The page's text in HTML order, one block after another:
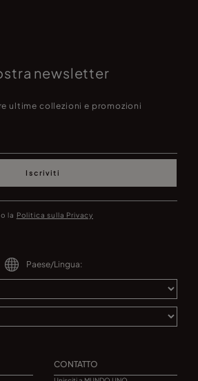
newsletter
ultime collezioni e promozioni
Iscriviti
la Politica sulla Privacy
Paese/Lingua:
CONTATTO